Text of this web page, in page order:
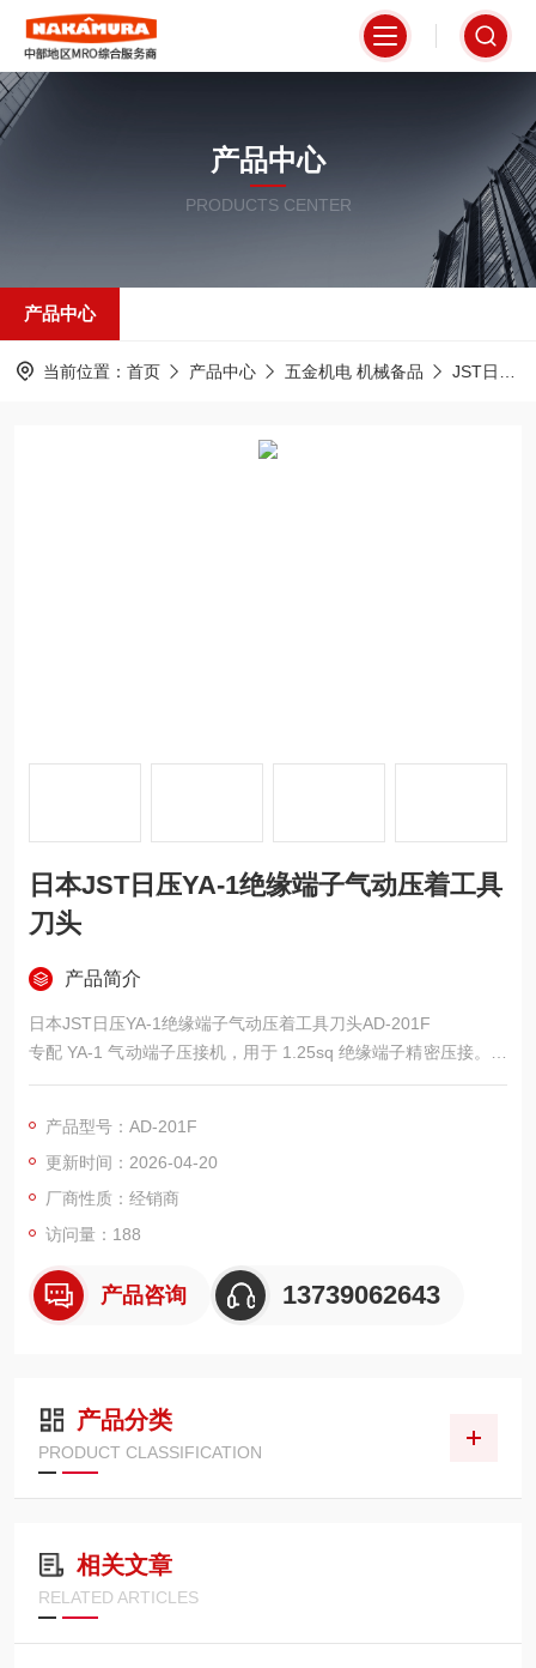
产品中心
PRODUCTS CENTER
产品中心
当前位置： 首页 产品中心 五金机电 机械备品 JST日压
日本JST日压YA-1绝缘端子气动压着工具
刀头
产品简介
日本JST日压YA-1绝缘端子气动压着工具刀头AD-201F
专配 YA-1 气动端子压接机，用于 1.25sq 绝缘端子精密压接。采
用高硬度模具钢热处理精磨成型，压接饱满牢固，不伤铜丝、不
是线束加工、工控电气装配原厂专用压接模具。
产品型号：AD-201F
更新时间：2026-04-20
厂商性质：经销商
访问量：188
产品咨询 13739062643
产品分类
PRODUCT CLASSIFICATION
相关文章
RELATED ARTICLES